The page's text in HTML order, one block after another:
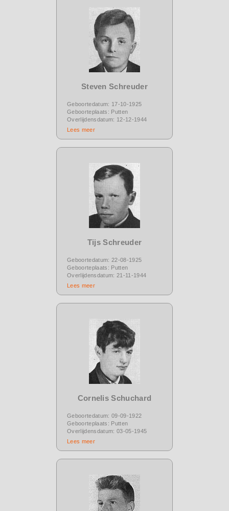
Steven Schreuder
Geboortedatum: 17-10-1925
Geboorteplaats: Putten
Overlijdensdatum: 12-12-1944
Lees meer
Tijs Schreuder
Geboortedatum: 22-08-1925
Geboorteplaats: Putten
Overlijdensdatum: 21-11-1944
Lees meer
Cornelis Schuchard
Geboortedatum: 09-09-1922
Geboorteplaats: Putten
Overlijdensdatum: 03-05-1945
Lees meer